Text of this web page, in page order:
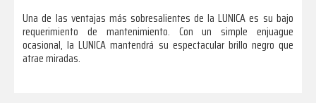
Una de las ventajas más sobresalientes de la LUNICA es su bajo
requerimiento de mantenimiento. Con un simple enjuague
ocasional, la LUNICA mantendrá su espectacular brillo negro que
atrae miradas.